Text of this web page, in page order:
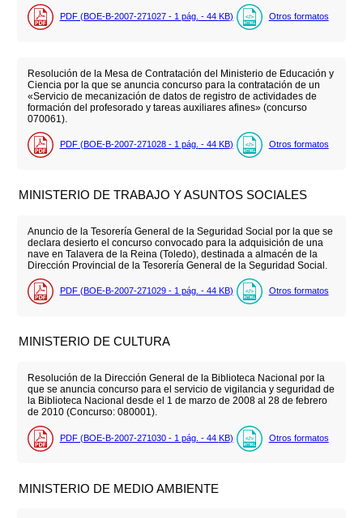
PDF (BOE-B-2007-271027 - 1 pág. - 44 KB) Otros formatos
Resolución de la Mesa de Contratación del Ministerio de Educación y
Ciencia por la que se anuncia concurso para la contratación de un
«Servicio de mecanización de datos de registro de actividades de
formación del profesorado y tareas auxiliares afines» (concurso
070061).
PDF (BOE-B-2007-271028 - 1 pág. - 44 KB) Otros formatos
MINISTERIO DE TRABAJO Y ASUNTOS SOCIALES
Anuncio de la Tesorería General de la Seguridad Social por la que se
declara desierto el concurso convocado para la adquisición de una
nave en Talavera de la Reina (Toledo), destinada a almacén de la
Dirección Provincial de la Tesorería General de la Seguridad Social.
PDF (BOE-B-2007-271029 - 1 pág. - 44 KB) Otros formatos
MINISTERIO DE CULTURA
Resolución de la Dirección General de la Biblioteca Nacional por la
que se anuncia concurso para el servicio de vigilancia y seguridad de
la Biblioteca Nacional desde el 1 de marzo de 2008 al 28 de febrero
de 2010 (Concurso: 080001).
PDF (BOE-B-2007-271030 - 1 pág. - 44 KB) Otros formatos
MINISTERIO DE MEDIO AMBIENTE